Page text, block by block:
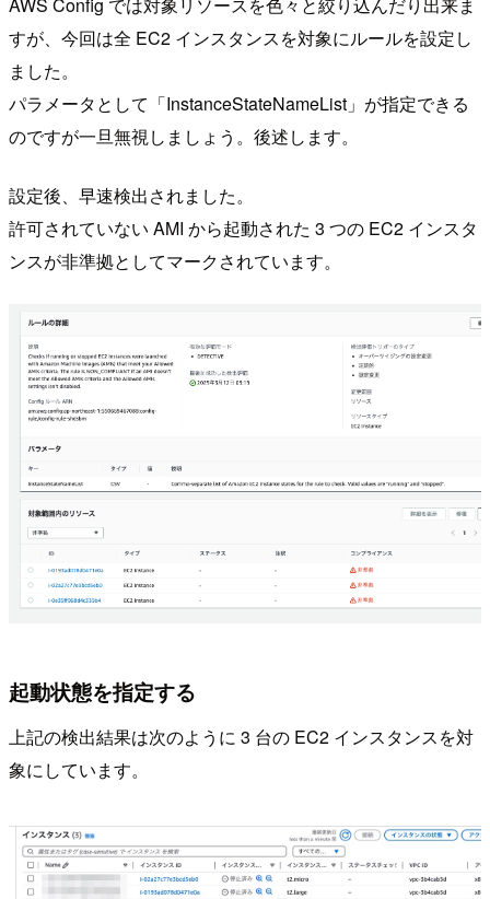
すが、今回は全 EC2 インスタンスを対象にルールを設定し
ました。
パラメータとして「InstanceStateNameList」が指定できる
のですが一旦無視しましょう。後述します。
設定後、早速検出されました。
許可されていない AMI から起動された 3 つの EC2 インスタ
ンスが非準拠としてマークされています。
起動状態を指定する
上記の検出結果は次のように 3 台の EC2 インスタンスを対
象にしています。